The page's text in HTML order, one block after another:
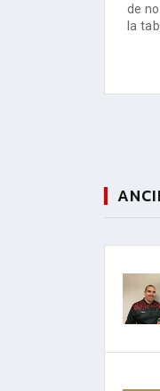
de
la